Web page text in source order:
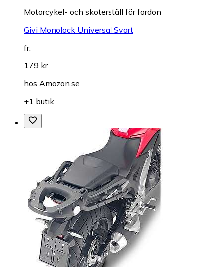
Motorcykel- och skoterställ för fordon
Givi Monolock Universal Svart
fr.
179 kr
hos Amazon.se
+1 butik